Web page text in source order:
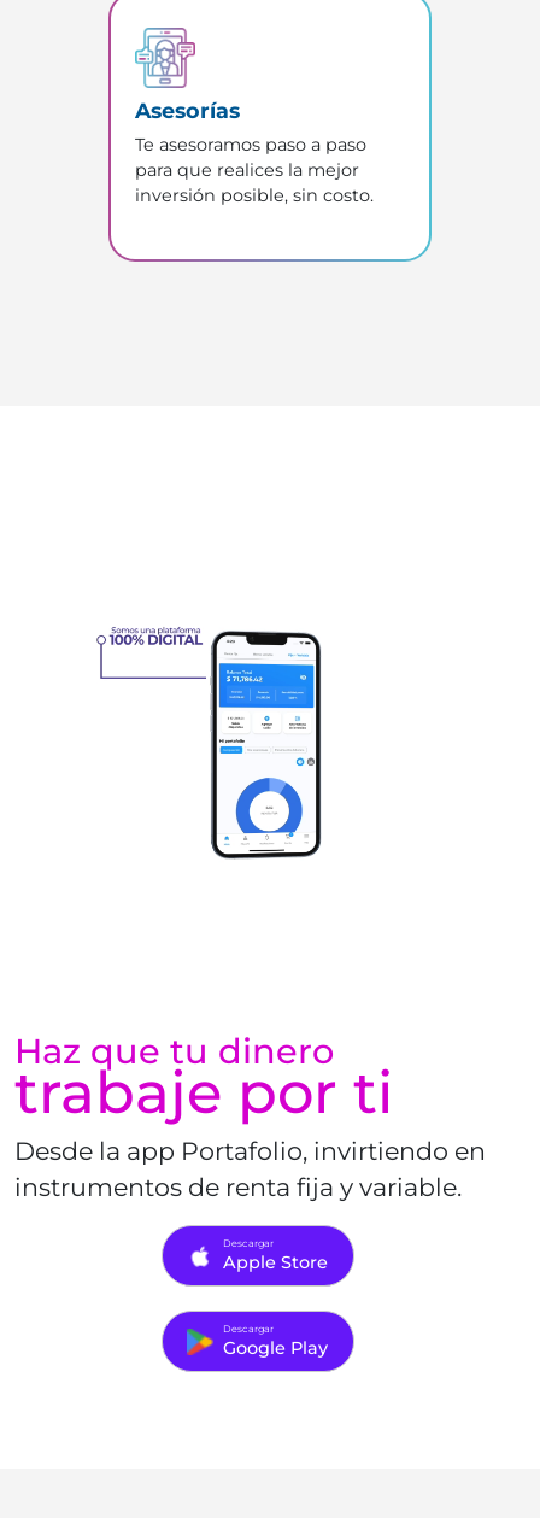
Asesorías
Te asesoramos paso a paso
para que realices la mejor
inversión posible, sin costo.
Haz que tu dinero
trabaje por ti
Desde la app Portafolio, invirtiendo en
instrumentos de renta fija y variable.
Descargar
Apple Store
Descargar
Google Play